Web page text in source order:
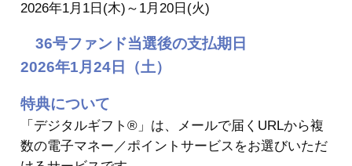
2026年1月1日(木)～1月20日(火)
36号ファンド当選後の支払期日
2026年1月24日（土）
特典について
「デジタルギフト®」は、メールで届くURLから複
数の電子マネー／ポイントサービスをお選びいただ